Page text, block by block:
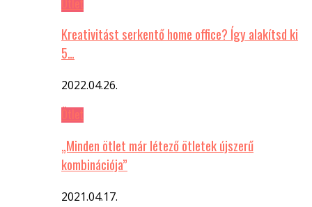
Kreativitást serkentő home office? Így alakítsd ki
5…
2022.04.26.
„Minden ötlet már létező ötletek újszerű
kombinációja”
2021.04.17.